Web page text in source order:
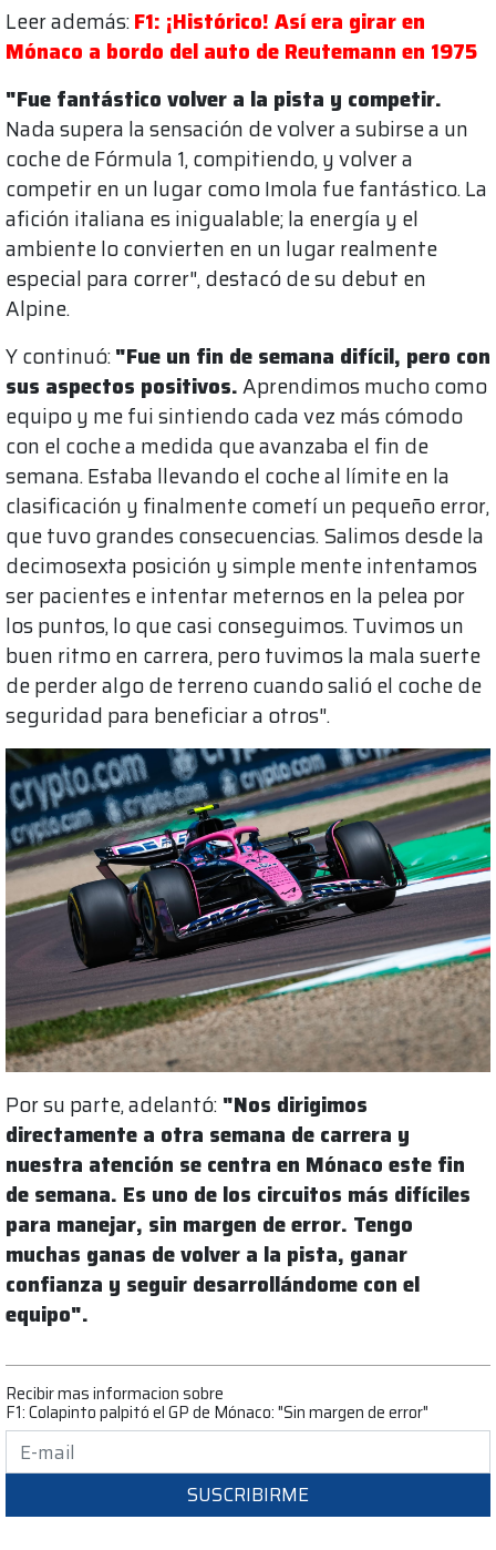
Leer además:F1: ¡Histórico! Así era girar en
Mónaco a bordo del auto de Reutemann en 1975
"Fue fantástico volver a la pista y competir.
Nada supera la sensación de volver a subirse a un
coche de Fórmula 1, compitiendo, y volver a
competir en un lugar como Imola fue fantástico. La
afición italiana es inigualable; la energía y el
ambiente lo convierten en un lugar realmente
especial para correr", destacó de su debut en
Alpine.
Y continuó:"Fue un fin de semana difícil, pero con
sus aspectos positivos.Aprendimos mucho como
equipo y me fui sintiendo cada vez más cómodo
con el coche a medida que avanzaba el fin de
semana. Estaba llevando el coche al límite en la
clasificación y finalmente cometí un pequeño error,
que tuvo grandes consecuencias. Salimos desde la
decimosexta posición y simple mente intentamos
ser pacientes e intentar meternos en la pelea por
los puntos, lo que casi conseguimos. Tuvimos un
buen ritmo en carrera, pero tuvimos la mala suerte
de perder algo de terreno cuando salió el coche de
seguridad para beneficiar a otros".
Por su parte, adelantó: "Nos dirigimos
directamente a otra semana de carrera y
nuestra atención se centra en Mónaco este fin
de semana. Es uno de los circuitos más difíciles
para manejar, sin margen de error. Tengo
muchas ganas de volver a la pista, ganar
confianza y seguir desarrollándome con el
equipo".
Recibir mas informacion sobre
F1: Colapinto palpitó el GP de Mónaco: "Sin margen de error"
SUSCRIBIRME